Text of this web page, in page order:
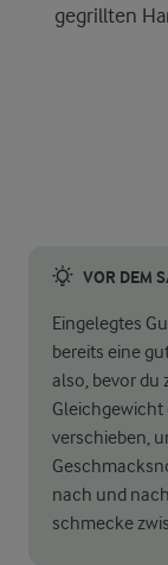
gegrillten
VOR DEM
Eingelegtes
bereits eine
also, bevor du
verschieben,
nach und
schmecke